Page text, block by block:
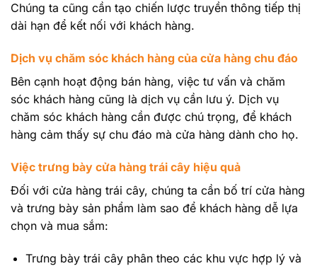
Chúng ta cũng cần tạo chiến lược truyền thông tiếp thị
dài hạn để kết nối với khách hàng.
Dịch vụ chăm sóc khách hàng của cửa hàng chu đáo
Bên cạnh hoạt động bán hàng, việc tư vấn và chăm
sóc khách hàng cũng là dịch vụ cần lưu ý. Dịch vụ
chăm sóc khách hàng cần được chú trọng, để khách
hàng cảm thấy sự chu đáo mà cửa hàng dành cho họ.
Việc trưng bày cửa hàng trái cây hiệu quả
Đối với cửa hàng trái cây, chúng ta cần bố trí cửa hàng
và trưng bày sản phẩm làm sao để khách hàng dễ lựa
chọn và mua sắm:
Trưng bày trái cây phân theo các khu vực hợp lý và